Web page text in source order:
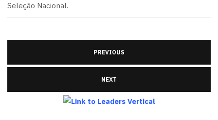
Seleção Nacional.
PREVIOUS
NEXT